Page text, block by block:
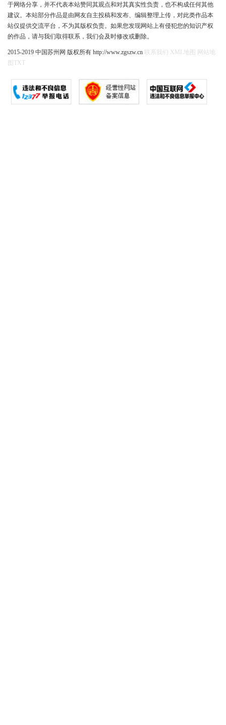
于网络分享，并不代表本站赞同其观点和对其真实性负责，也不构成任何其他
建议。本站部分作品是由网友自主投稿和发布、编辑整理上传，对此类作品本
站仅提供交流平台，不为其版权负责。如果您发现网站上有侵犯您的知识产权
的作品，请与我们取得联系，我们会及时修改或删除。
2015-2019 中国苏州网 版权所有 http://www.zgszw.cn 联系我们 XML地图
网站地
图 TXT